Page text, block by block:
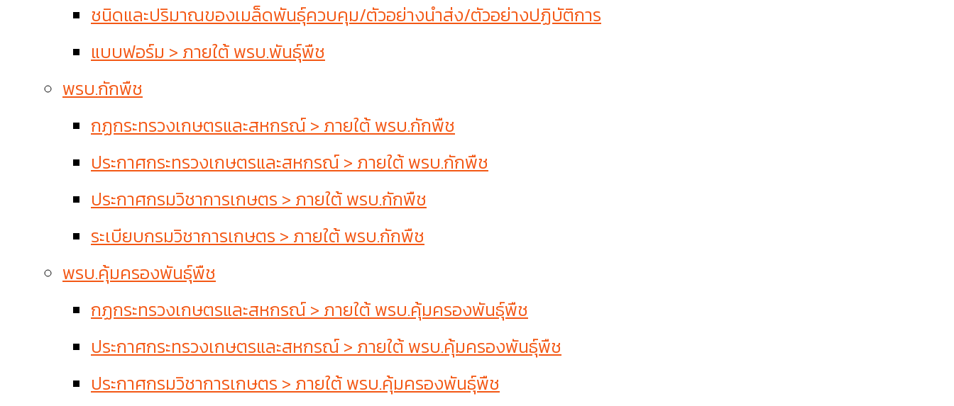
ชนิดและปริมาณของเมล็ดพันธุ์ควบคุม/ตัวอย่างนำส่ง/ตัวอย่างปฏิบัติการ
แบบฟอร์ม > ภายใต้ พรบ.พันธุ์พืช
พรบ.กักพืช
กฏกระทรวงเกษตรและสหกรณ์ > ภายใต้ พรบ.กักพืช
ประกาศกระทรวงเกษตรและสหกรณ์ > ภายใต้ พรบ.กักพืช
ประกาศกรมวิชาการเกษตร > ภายใต้ พรบ.กักพืช
ระเบียบกรมวิชาการเกษตร > ภายใต้ พรบ.กักพืช
พรบ.คุ้มครองพันธุ์พืช
กฏกระทรวงเกษตรและสหกรณ์ > ภายใต้ พรบ.คุ้มครองพันธุ์พืช
ประกาศกระทรวงเกษตรและสหกรณ์ > ภายใต้ พรบ.คุ้มครองพันธุ์พืช
ประกาศกรมวิชาการเกษตร > ภายใต้ พรบ.คุ้มครองพันธุ์พืช